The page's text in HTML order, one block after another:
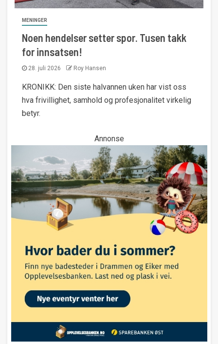
MENINGER
Noen hendelser setter spor. Tusen takk
for innsatsen!
28. juli 2026 Roy Hansen
KRONIKK: Den siste halvannen uken har vist oss
hva frivillighet, samhold og profesjonalitet virkelig
betyr.
Annonse